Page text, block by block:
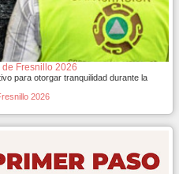
Fresnillo 2026
para otorgar tranquilidad durante la
2026